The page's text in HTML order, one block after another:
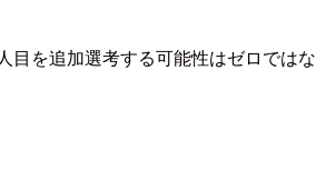
目を追加選考する可能性はゼロではな